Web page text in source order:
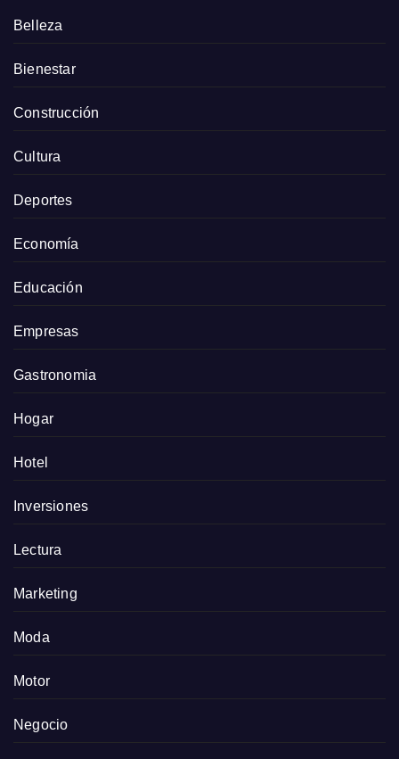
Belleza
Bienestar
Construcción
Cultura
Deportes
Economía
Educación
Empresas
Gastronomia
Hogar
Hotel
Inversiones
Lectura
Marketing
Moda
Motor
Negocio